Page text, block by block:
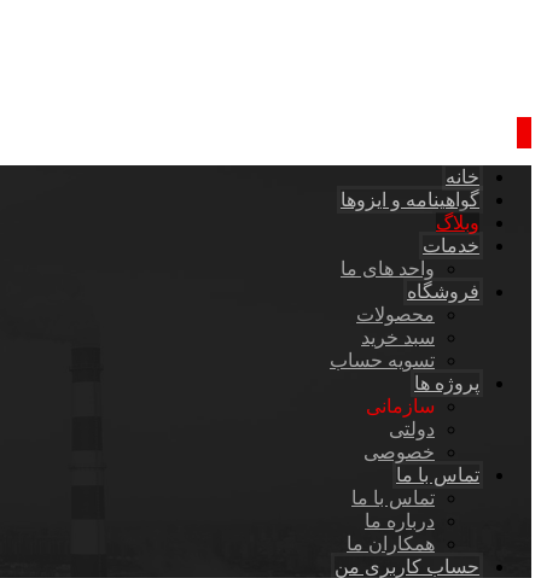
خانه
گواهینامه و ایزوها
وبلاگ
خدمات
واحد های ما
فروشگاه
محصولات
سبد خرید
تسویه حساب
پروژه ها
سازمانی
دولتی
خصوصی
تماس با ما
تماس با ما
درباره ما
همکاران ما
حساب کاربری من